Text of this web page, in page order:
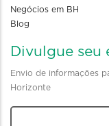
Negócios em BH
Blog
Divulgue seu
Envio de informações
Horizonte